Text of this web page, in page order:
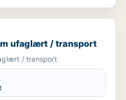
/ transport
ufaglært / transport
/ transport